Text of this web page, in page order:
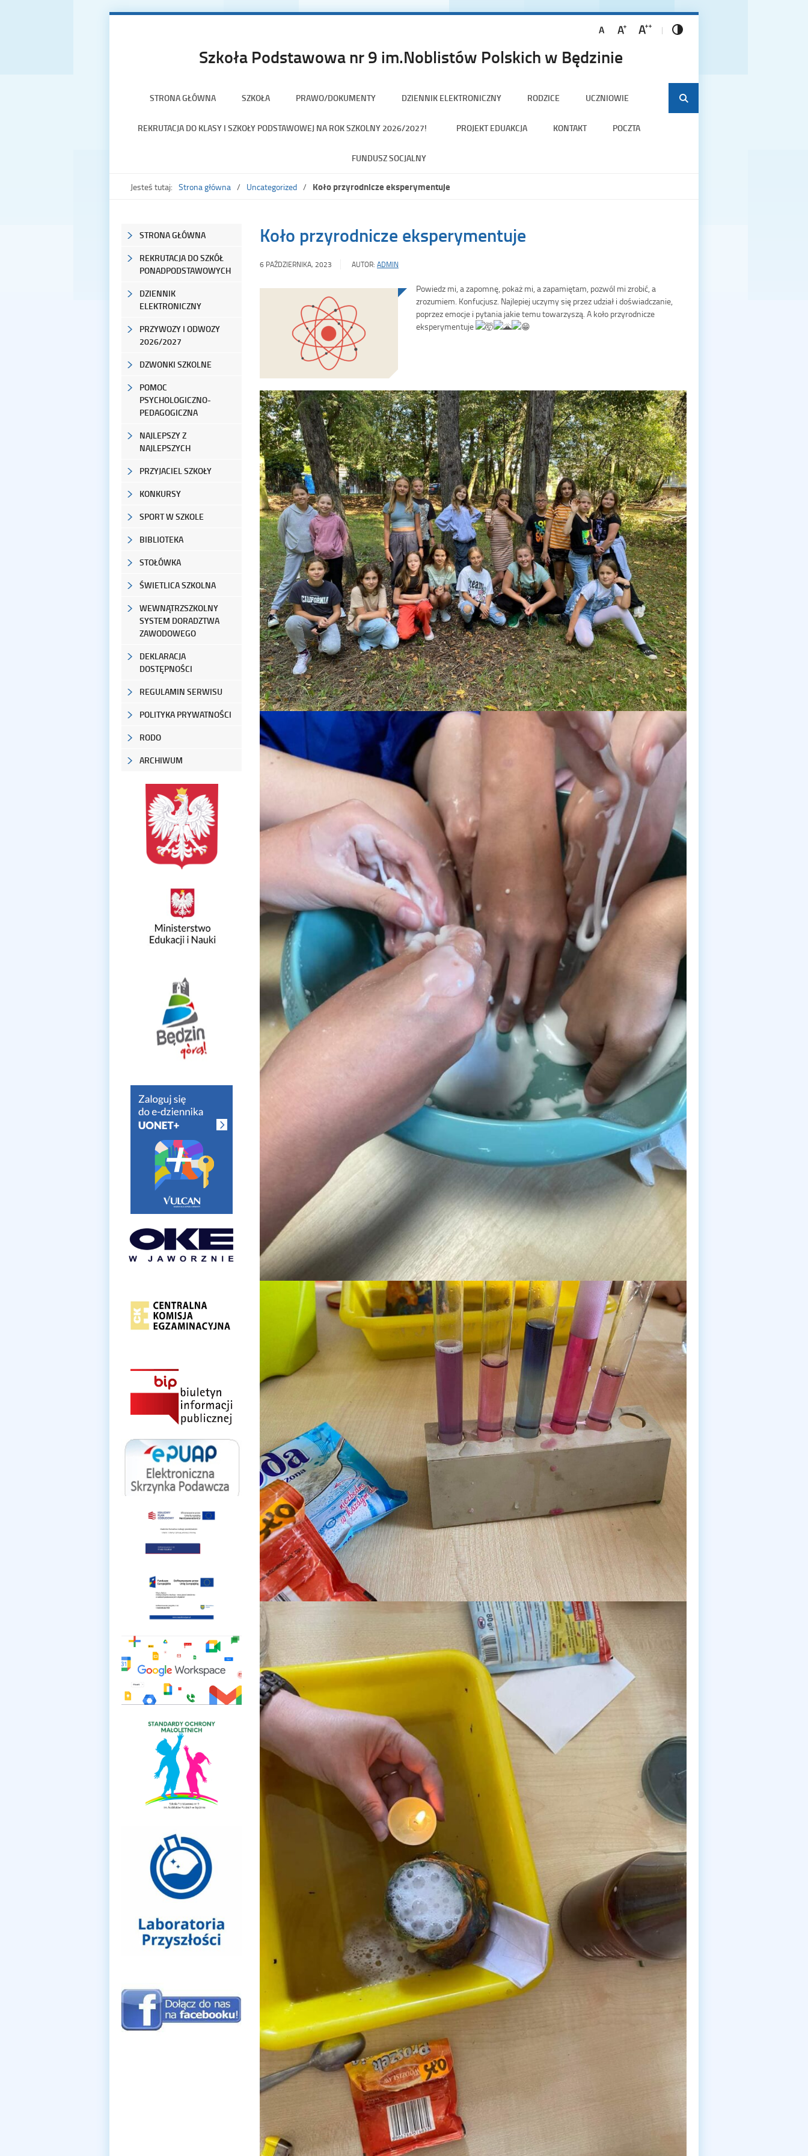
Szkoła Podstawowa nr 9 im.Noblistów Polskich w Będzinie
STRONA GŁÓWNA SZKOŁA PRAWO/DOKUMENTY DZIENNIK ELEKTRONICZNY RODZICE UCZNIOWIE
REKRUTACJA DO KLASY I SZKOŁY PODSTAWOWEJ NA ROK SZKOLNY 2026/2027! PROJEKT EDUAKCJA KONTAKT POCZTA
FUNDUSZ SOCJALNY
Jesteś tutaj: Strona główna Uncategorized Koło przyrodnicze eksperymentuje
STRONA GŁÓWNA
REKRUTACJA DO SZKÓŁ
PONADPODSTAWOWYCH
DZIENNIK
ELEKTRONICZNY
PRZYWOZY I ODWOZY
2026/2027
DZWONKI SZKOLNE
POMOC
PSYCHOLOGICZNO-
PEDAGOGICZNA
NAJLEPSZY Z
NAJLEPSZYCH
PRZYJACIEL SZKOŁY
KONKURSY
SPORT W SZKOLE
BIBLIOTEKA
STOŁÓWKA
ŚWIETLICA SZKOLNA
WEWNĄTRZSZKOLNY
SYSTEM DORADZTWA
ZAWODOWEGO
DEKLARACJA
DOSTĘPNOŚCI
REGULAMIN SERWISU
POLITYKA PRYWATNOŚCI
RODO
ARCHIWUM
Koło przyrodnicze eksperymentuje
6 PAŹDZIERNIKA, 2023 AUTOR: ADMIN
Powiedz mi, a zapomnę, pokaż mi, a zapamiętam, pozwól mi zrobić, a
zrozumiem. Konfucjusz. Najlepiej uczymy się przez udział i doświadczanie,
poprzez emocje i pytania jakie temu towarzyszą. A koło przyrodnicze
eksperymentuje